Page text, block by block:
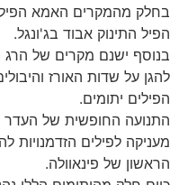
בחלק מהמקרים האמא
הפיל התינוק אבוד בג'ונגל.
בנוסף ישנם מקרים של הרג
להגן על שדות האורז
הפילים יתומים.
התנועה החופשית של העדר
הראשון של פינאוולה.